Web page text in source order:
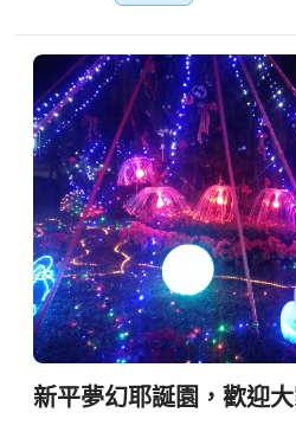
新平夢幻耶誕園，歡迎